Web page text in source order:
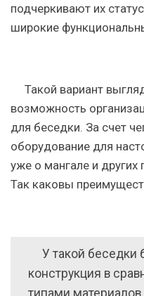
подчеркивают их
широкие
Такой вариант
возможность
для беседки. За счет
оборудование для
уже о мангале и других
Так каковы
У такой беседки
конструкция в
типами